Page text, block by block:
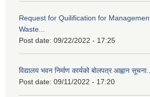
Request for Quilification for
Waste...
Post date: 09/22/2022 - 17:25
विद्यालय भवन निर्माण कार्यको बोलपत्र आह्वान
Post date: 09/11/2022 - 17:20